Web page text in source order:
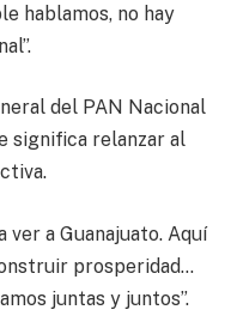
hablamos, no hay
del PAN Nacional
significa relanzar al
ver a Guanajuato. Aquí
prosperidad…
juntas y juntos”.